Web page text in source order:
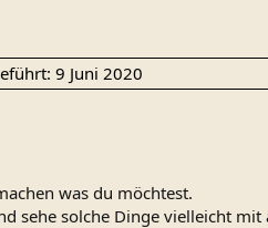
9 Juni 2020
was du möchtest.
sehe solche Dinge vielleicht mit